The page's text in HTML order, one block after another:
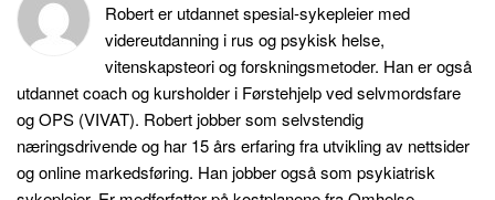
Robert er utdannet spesial-sykepleier med
videreutdanning i rus og psykisk helse,
vitenskapsteori og forskningsmetoder. Han er også
utdannet coach og kursholder i Førstehjelp ved selvmordsfare
og OPS (VIVAT). Robert jobber som selvstendig
næringsdrivende og har 15 års erfaring fra utvikling av nettsider
og online markedsføring. Han jobber også som psykiatrisk